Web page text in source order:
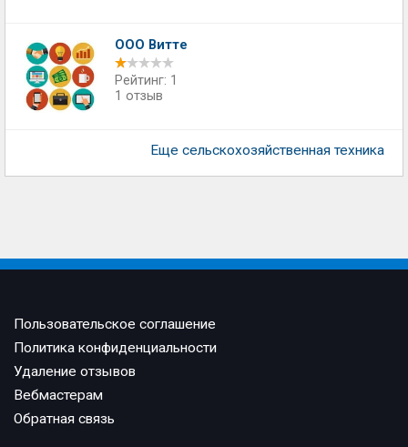
ООО Витте
Рейтинг: 1
1 отзыв
Еще сельскохозяйственная техника
Пользовательское соглашение
Политика конфиденциальности
Удаление отзывов
Вебмастерам
Обратная связь